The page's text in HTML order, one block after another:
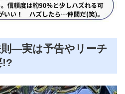
―実は予告やリーチ
!?